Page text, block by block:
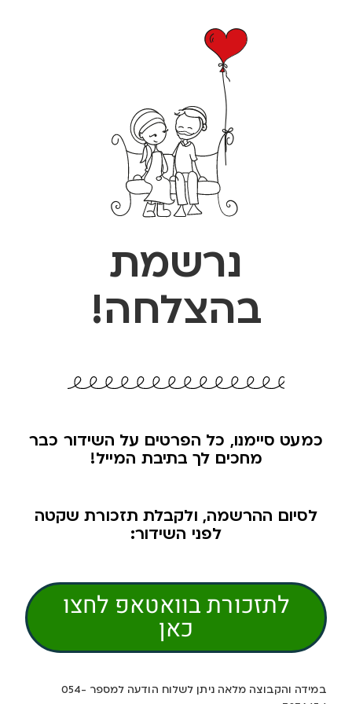
נרשמת
בהצלחה!
כמעט סיימנו, כל הפרטים על השידור כבר
מחכים לך בתיבת המייל!
לסיום ההרשמה, ולקבלת תזכורת שקטה
לפני השידור:
לתזכורת בוואטאפ לחצו
כאן
במידה והקבוצה מלאה ניתן לשלוח הודעה למספר 054-